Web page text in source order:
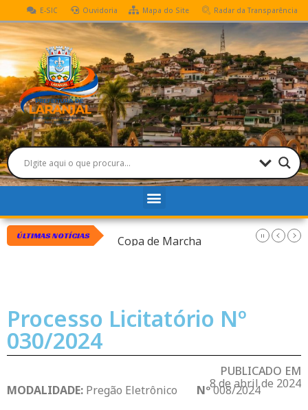
E-SIC Ouvidoria Mapa do Site Radar da Transparência
ÚLTIMAS NOTÍCIAS
Torneio Leiteiro
Copa de Marcha
Processo Licitatório Nº
030/2024
PUBLICADO EM
8 de abril de 2024
MODALIDADE: Pregão Eletrônico Nº008/2024